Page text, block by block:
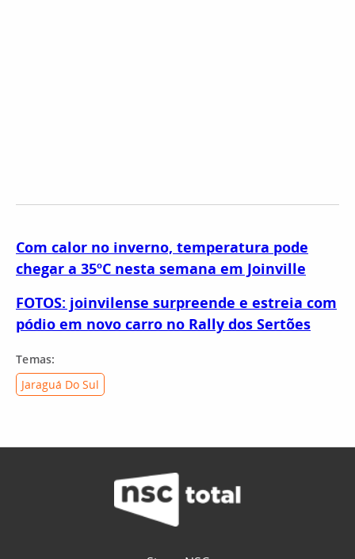
Com calor no inverno, temperatura pode
chegar a 35ºC nesta semana em Joinville
FOTOS: joinvilense surpreende e estreia com
pódio em novo carro no Rally dos Sertões
Temas:
Jaraguá Do Sul